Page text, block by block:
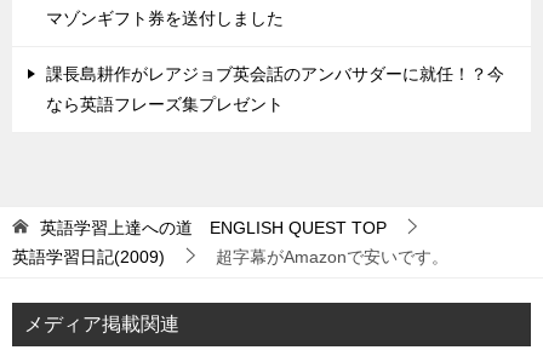
マゾンギフト券を送付しました
課長島耕作がレアジョブ英会話のアンバサダーに就任！？今
なら英語フレーズ集プレゼント
英語学習上達への道 ENGLISH QUEST TOP
英語学習日記(2009)
超字幕がAmazonで安いです。
メディア掲載関連